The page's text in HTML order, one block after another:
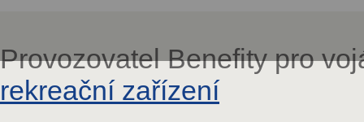
Provozovatel Benefity pro
rekreační zařízení